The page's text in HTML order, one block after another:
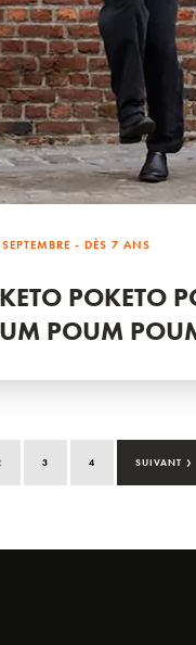
- DÈS 7 ANS
POKETO
POUM
3 4 SUIVANT ›